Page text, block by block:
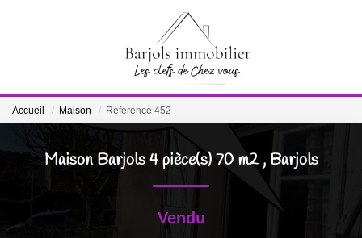
ACCUEIL
A VENDRE
ESTIMATION
Accueil Maison Référence 452
Maison Barjols 4 pièce(s) 70 m2 , Barjols
Vendu